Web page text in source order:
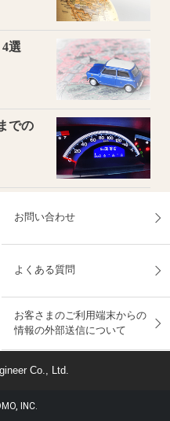
選
での
お問い合わせ
よくある質問
お客さまのご利用端末からの
情報の外部送信について
Co., Ltd.
INC.